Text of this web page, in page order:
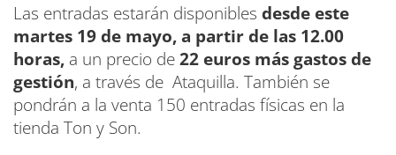
Las entradas estarán disponibles desde este
martes 19 de mayo, a partir de las 12.00
horas, a un precio de22 euros más gastos de
gestión, a través de Ataquilla. También se
pondrán a la venta 150 entradas físicas en la
tienda Ton y Son.